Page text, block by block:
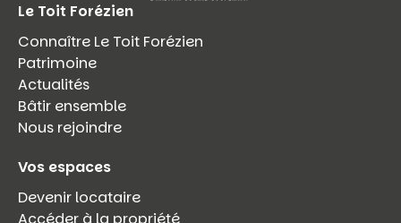
Le Toit Forézien
Connaître Le Toit Forézien
Patrimoine
Actualités
Bâtir ensemble
Nous rejoindre
Vos espaces
Devenir locataire